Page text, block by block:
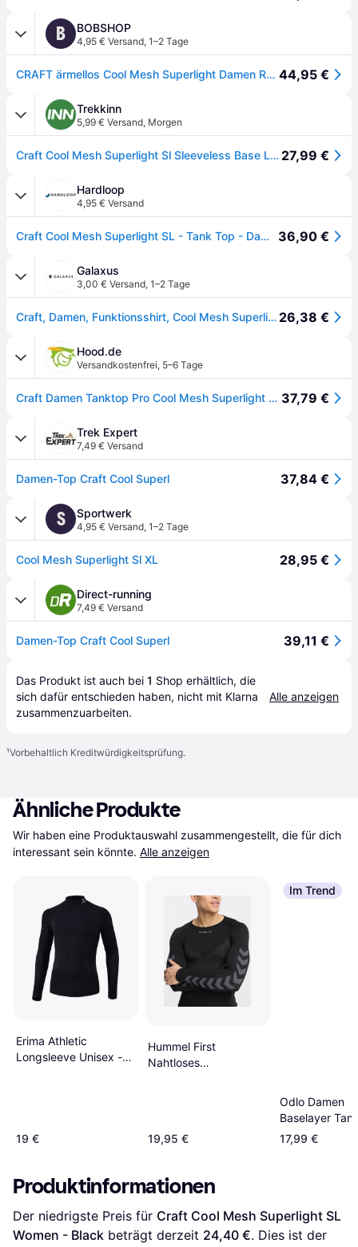
B BOBSHOP
4,95 € Versand, 1–2 Tage
CRAFT ärmellos Cool Mesh Superlight Damen Radunterhemd, Größe S 44,95 €
Trekkinn
5,99 € Versand, Morgen
Craft Cool Mesh Superlight Sl Sleeveless Base Layer Schwarz XL Frau 27,99 €
Hardloop
4,95 € Versand
Craft Cool Mesh Superlight SL - Tank Top - Damen Black S 36,90 €
Galaxus
3,00 € Versand, 1–2 Tage
Craft, Damen, Funktionsshirt, Cool Mesh Superlight (L), Schwarz, L 26,38 €
Hood.de
Versandkostenfrei, 5–6 Tage
Craft Damen Tanktop Pro Cool Mesh Superlight SL W 1903404 37,79 €
Trek Expert
7,49 € Versand
Damen-Top Craft Cool Superl 37,84 €
S Sportwerk
4,95 € Versand, 1–2 Tage
Cool Mesh Superlight Sl XL 28,95 €
Direct-running
7,49 € Versand
Damen-Top Craft Cool Superl 39,11 €
Das Produkt ist auch bei 1 Shop erhältlich, die
sich dafür entschieden haben, nicht mit Klarna
zusammenzuarbeiten.
Alle anzeigen
¹Vorbehaltlich Kreditwürdigkeitsprüfung.
Ähnliche Produkte
Wir haben eine Produktauswahl zusammengestellt, die für dich
interessant sein könnte. Alle anzeigen
Erima Athletic
Longsleeve Unisex -
19 €
Hummel First
Nahtloses
19,95 €
Im Trend
Odlo Damen
Baselayer
LIGHT
17,99 €
Produktinformationen
Der niedrigste Preis für Craft Cool Mesh Superlight SL
Women - Black beträgt derzeit 24,40 €. Dies ist der